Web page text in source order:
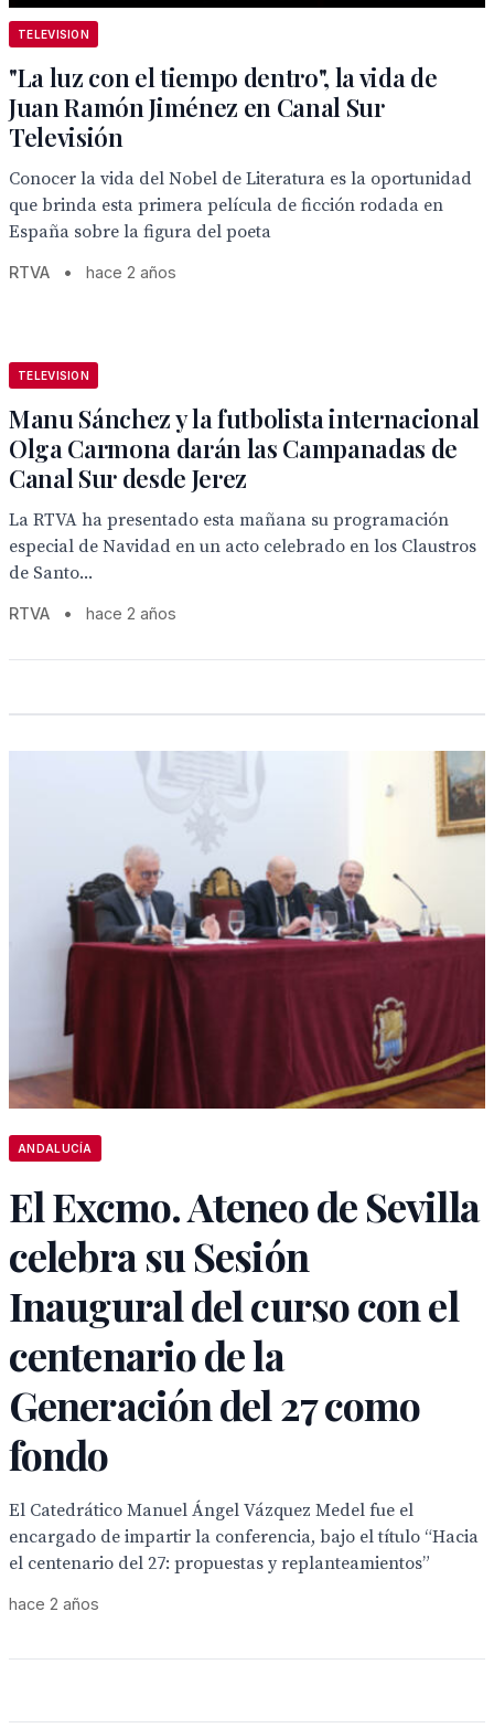
TELEVISION
"La luz con el tiempo dentro", la vida de
Juan Ramón Jiménez en Canal Sur
Televisión
Conocer la vida del Nobel de Literatura es la oportunidad
que brinda esta primera película de ficción rodada en
España sobre la figura del poeta
RTVA • hace 2 años
TELEVISION
Manu Sánchez y la futbolista internacional
Olga Carmona darán las Campanadas de
Canal Sur desde Jerez
La RTVA ha presentado esta mañana su programación
especial de Navidad en un acto celebrado en los Claustros
de Santo...
RTVA • hace 2 años
ANDALUCÍA
El Excmo. Ateneo de Sevilla
celebra su Sesión
Inaugural del curso con el
centenario de la
Generación del 27 como
fondo
El Catedrático Manuel Ángel Vázquez Medel fue el
encargado de impartir la conferencia, bajo el título “Hacia
el centenario del 27: propuestas y replanteamientos”
hace 2 años